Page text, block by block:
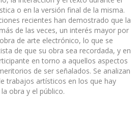
o en la versión final de la misma.
recientes han demostrado que la
de las veces, un interés mayor por
de arte electrónico, lo que se
de que su obra sea recordada, y en
en torno a aquellos aspectos
de ser señalados. Se analizan
trabajos artísticos en los que hay
obra y el público.